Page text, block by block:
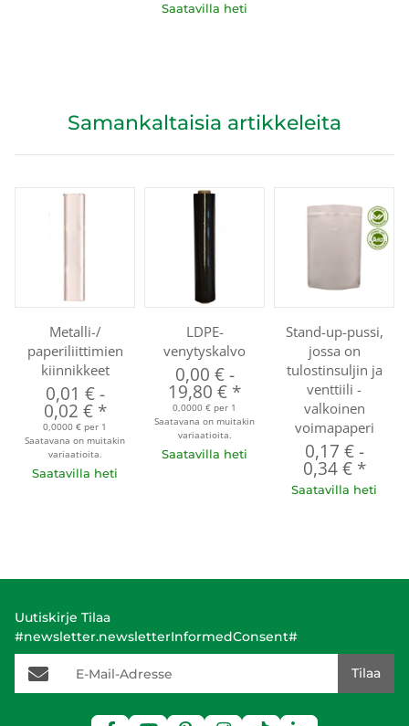
Saatavilla heti
Samankaltaisia artikkeleita
Metalli-/
paperiliittimien
kiinnikkeet
0,01 €-
0,02 € *
0,0000 € per 1
Saatavana on muitakin
variaatioita.
Saatavilla heti
LDPE-
venytyskalvo
0,00 €-
19,80 € *
0,0000 € per 1
Saatavana on muitakin
variaatioita.
Saatavilla heti
Stand-up-pussi,
jossa on
tulostinsuljin ja
venttiili -
valkoinen
voimapaperi
0,17 €-
0,34 € *
Saatavilla heti
Uutiskirje Tilaa
#newsletter.newsletterInformedConsent#
E-Mail-Adresse
Tilaa